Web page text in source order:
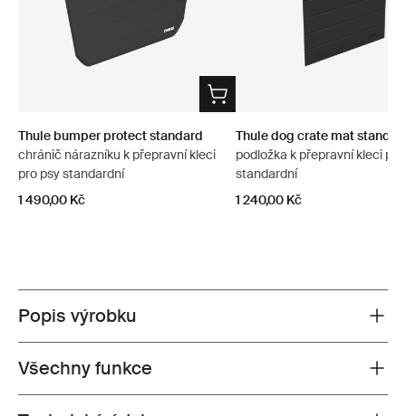
Thule bumper protect standard
chránič nárazníku k přepravní kleci
pro psy standardní
1 490,00 Kč
Thule dog crate mat
podložka k přepravní kleci
standardní
1 240,00 Kč
Toggle overview
Popis výrobku
Toggle features
Všechny funkce